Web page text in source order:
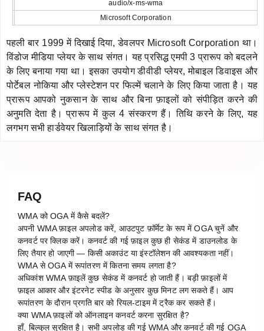
audio/x-ms-wma
Microsoft Corporation
पहली बार 1999 में दिखाई दिया, डेवलपर Microsoft Corporation था।
विंडोज मीडिया प्लेयर के साथ संगत। यह प्रसिद्ध एमपी 3 प्रारूप को बदलने
के लिए बनाया गया था। इसका उपयोग डीवीडी प्लेयर, मोबाइल डिवाइस और
पोर्टेबल नोकिया और प्लेस्टेशन पर फिल्में चलाने के लिए किया जाता है। यह
प्रारूप आपको नुकसान के साथ और बिना फ़ाइलों को संपीड़ित करने की
अनुमति देता है। प्रारूप में कुल 4 संस्करण हैं। तिथि करने के लिए, यह
लगभग सभी हार्डवेयर खिलाड़ियों के साथ संगत है।
FAQ
WMA को OGA में कैसे बदलें?
अपनी WMA फ़ाइल अपलोड करें, आउटपुट फ़ॉर्मेट के रूप में OGA चुनें और
कनवर्ट पर क्लिक करें। कनवर्ट की गई फ़ाइल कुछ ही सेकंड में डाउनलोड के
लिए तैयार हो जाएगी — किसी अकाउंट या इंस्टॉलेशन की आवश्यकता नहीं।
WMA से OGA में रूपांतरण में कितना समय लगता है?
अधिकांश WMA फ़ाइलें कुछ सेकंड में कनवर्ट हो जाती हैं। बड़ी फ़ाइलों में
फ़ाइल आकार और इंटरनेट स्पीड के अनुसार कुछ मिनट लग सकते हैं। आप
रूपांतरण के दौरान प्रगति बार को रियल-टाइम में ट्रैक कर सकते हैं।
क्या WMA फ़ाइलों को ऑनलाइन कनवर्ट करना सुरक्षित है?
हाँ, बिल्कुल सुरक्षित है। सभी अपलोड की गई WMA और कनवर्ट की गई OGA